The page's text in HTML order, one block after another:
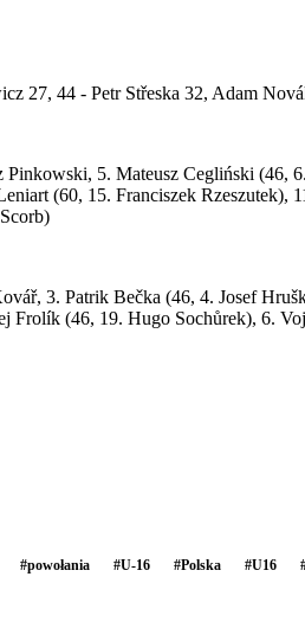
27, 44 - Petr Střeska 32, Adam
Pinkowski, 5. Mateusz Cegliński
(60, 15. Franciszek
3. Patrik Bečka (46, 4. Josef
Frolík (46, 19. Hugo Sochůrek), 6.
#powołania #U-16 #Polska #U16